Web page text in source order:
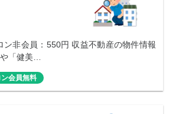
ン非会員：550円 収益不動産の物件情報
「健美…
会員無料